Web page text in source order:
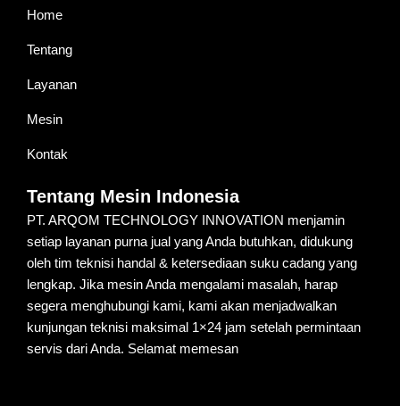
Home
Tentang
Layanan
Mesin
Kontak
Tentang Mesin Indonesia
PT. ARQOM TECHNOLOGY INNOVATION menjamin
setiap layanan purna jual yang Anda butuhkan, didukung
oleh tim teknisi handal & ketersediaan suku cadang yang
lengkap. Jika mesin Anda mengalami masalah, harap
segera menghubungi kami, kami akan menjadwalkan
kunjungan teknisi maksimal 1×24 jam setelah permintaan
servis dari Anda. Selamat memesan